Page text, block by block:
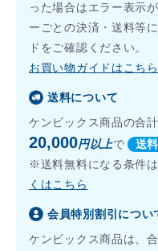
った場合はエラー表示
ーごとの決済・送料等
ドをご確認ください。
お買い物ガイドはこちら
送料について
ケンビックス商品の合計
20,000円以上で
送
※送料無料になる条件
くはこちら
会員特別割引につい
ケンビックス商品は、